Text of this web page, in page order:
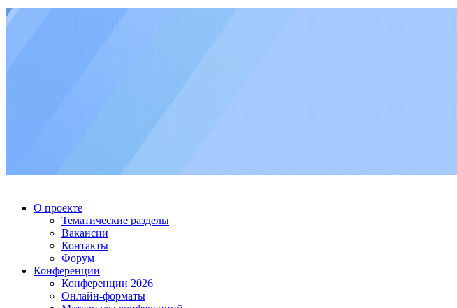
О проекте
Тематические разделы
Вакансии
Контакты
Форум
Конференции
Конференции 2026
Онлайн-форматы